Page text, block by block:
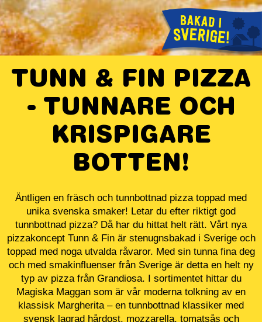
TUNN & FIN PIZZA
- TUNNARE OCH
KRISPIGARE
BOTTEN!
Äntligen en fräsch och tunnbottnad pizza toppad med
unika svenska smaker! Letar du efter riktigt god
tunnbottnad pizza? Då har du hittat helt rätt. Vårt nya
pizzakoncept Tunn & Fin är stenugnsbakad i Sverige och
toppad med noga utvalda råvaror. Med sin tunna fina deg
och med smakinfluenser från Sverige är detta en helt ny
typ av pizza från Grandiosa. I sortimentet hittar du
Magiska Maggan som är vår moderna tolkning av en
klassisk Margherita – en tunnbottnad klassiker med
svensk lagrad hårdost, mozzarella, tomatsås och